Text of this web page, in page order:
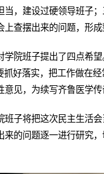
，建设过硬领导班子
查摆出来的问题，形成
院班子提出了四点希
好落实，把工作做在
见，为续写齐鲁医学传
子将把这次民主生活
的问题逐一进行研究